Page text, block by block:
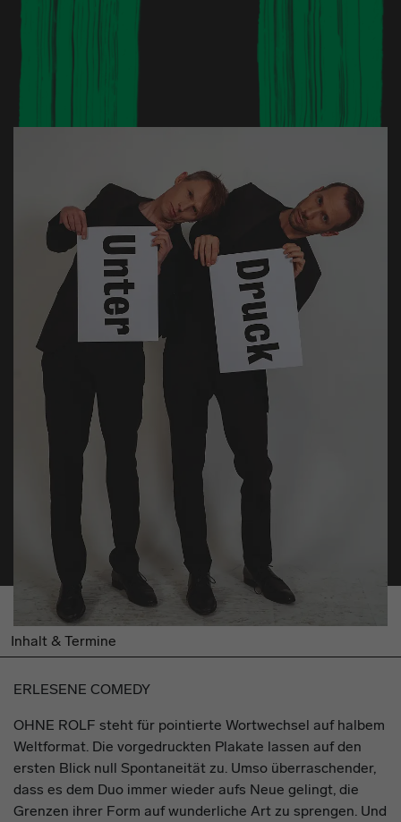
Inhalt & Termine
ERLESENE COMEDY
OHNE ROLF steht für pointierte Wortwechsel auf halbem
Weltformat. Die vorgedruckten Plakate lassen auf den
ersten Blick null Spontaneität zu. Umso überraschender,
dass es dem Duo immer wieder aufs Neue gelingt, die
Grenzen ihrer Form auf wunderliche Art zu sprengen. Und